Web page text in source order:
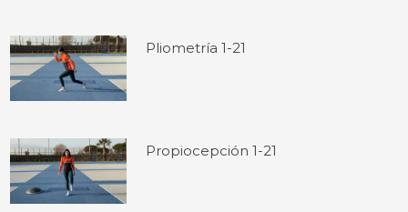
Pliometría 1-21
Propiocepción 1-21